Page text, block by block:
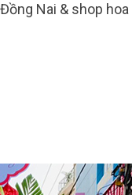
Nai & shop